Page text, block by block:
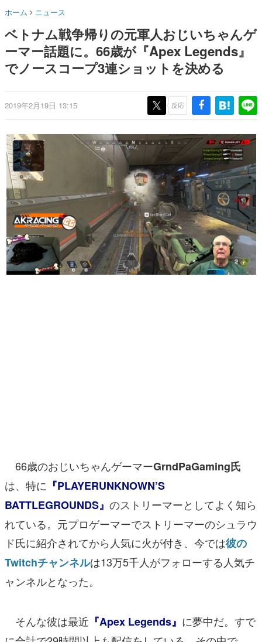
ゲームに多大な影響を受けた作家さんに取材し、ゲームが
日本のコンテンツ産業やカルチャーに与えた影響を探る企
画です。
日本モバイルゲーム産業史
日本のモバイルゲーム史における主要なトピック・タイト
ルを網羅するほか、開発者へのインタビューや識者による
若ゲのいたり〜ゲームクリエイターの青春〜
『うつヌケ』『ペンと箸』等で知られるマンガ家・田中圭
一先生によるゲーム業界レポートマンガです。
なんでゲームは面白い？
ゲーム開発者・hamatsu氏がゲームの魅力を画面や操作の
具体的な形から解き明かしていく、硬派で骨太な評論連載
ゲームが変えた日本語
「経験値」「裏技」「ラスボス」… ゲームにまつわる言葉
の起源や用法の変遷を、コンピューター文化史研究家・タ
イニーP氏が徹底調査。
カテゴリ
にて特別話が掲載スタート、あ
ホーム ニュース
ベトナム戦争帰りの元軍人おじいちゃんゲ
ーマー話題に。66歳が『Apex Legends』
でノースコープ3連ショットを決める
2019年2月19日 13:15 反応
66歳のおじいちゃんゲーマーGrndPaGaming氏
は、特に 『PLAYERUNKNOWN’S
BATTLEGROUNDS』 のストリーマーとしてよく知ら
れている。元プロゲーマーでストリーマーのシュラウ
ド氏に紹介されてから人気に火が付き、今では彼の
Twitchチャンネルは13万5千人がフォローする人気チ
ャンネルとなった。
そんな彼は最近 『Apex Legends』 に夢中だ。すで